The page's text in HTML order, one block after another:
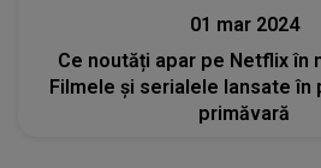
01 mar 2024
Ce noutăți apar pe Netflix în
Filmele și serialele lansate în
primăvară